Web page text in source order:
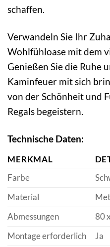
schaffen.
Verwandeln Sie Ihr
Wohlfühloase mit dem
Genießen Sie die Ruhe
Kaminfeuer mit sich
von der Schönheit und
Regals begeistern.
Technische Daten:
MERKMAL
Farbe
Material
Abmessungen
80
Montage erforderlich
Ja